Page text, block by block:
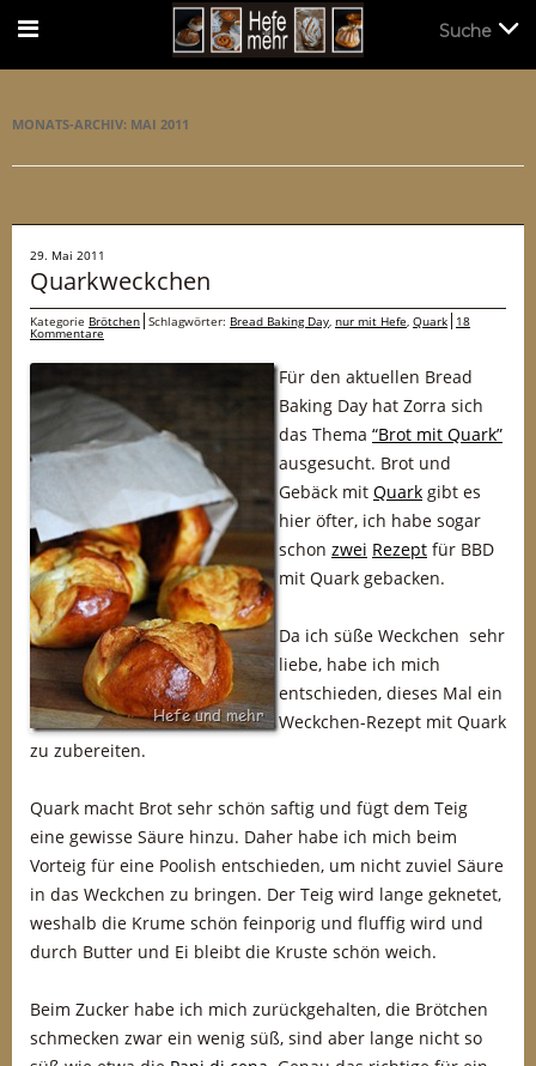
MONATS-ARCHIV: MAI 2011
29. Mai 2011
Quarkweckchen
Kategorie Brötchen Schlagwörter: Bread Baking Day, nur mit Hefe, Quark 18
Kommentare
Für den aktuellen Bread
Baking Day hat Zorra sich
das Thema “Brot mit Quark”
ausgesucht. Brot und
Gebäck mit Quark gibt es
hier öfter, ich habe sogar
schon zwei Rezept für BBD
mit Quark gebacken.
Da ich süße Weckchen sehr
liebe, habe ich mich
entschieden, dieses Mal ein
Weckchen-Rezept mit Quark
zu zubereiten.
Quark macht Brot sehr schön saftig und fügt dem Teig
eine gewisse Säure hinzu. Daher habe ich mich beim
Vorteig für eine Poolish entschieden, um nicht zuviel Säure
in das Weckchen zu bringen. Der Teig wird lange geknetet,
weshalb die Krume schön feinporig und fluffig wird und
durch Butter und Ei bleibt die Kruste schön weich.
Beim Zucker habe ich mich zurückgehalten, die Brötchen
schmecken zwar ein wenig süß, sind aber lange nicht so
Suche
Suche